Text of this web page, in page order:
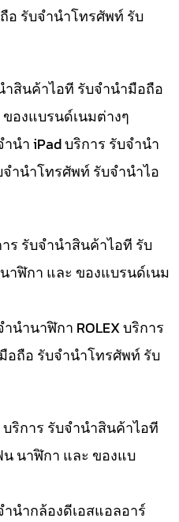
อ รับจำนำโทรศัพท์ รับ
ำสินค้าไอที รับจำนำมือถือ
องแบรนด์เนมต่างๆ
นำ iPad บริการ รับจำนำ
ำนำโทรศัพท์ รับจำนำไอ
ร รับจำนำสินค้าไอที รับ
าฬิกา และ ของแบรนด์เนม
นำนาฬิกา ROLEX บริการ
อถือ รับจำนำโทรศัพท์ รับ
ริการ รับจำนำสินค้าไอที
นาฬิกา และ ของแบ
นำกล้องดีเอสแอลอาร์